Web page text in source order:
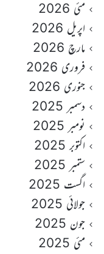
مئی 2026
اپریل 2026
مارچ 2026
فروری 2026
جنوری 2026
دسمبر 2025
نومبر 2025
اکتوبر 2025
ستمبر 2025
اگست 2025
جولائی 2025
جون 2025
مئی 2025